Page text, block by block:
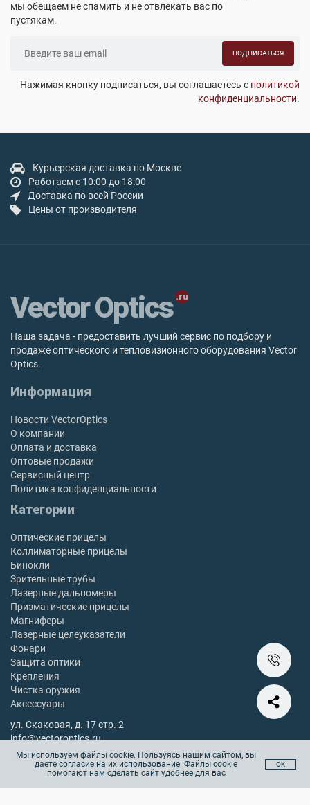
мы обещаем не спамить и не отвлекать вас по
пустякам.
ПОДПИСАТЬСЯ
Нажимая кнопку подписаться, вы соглашаетесь с политикой
конфиденциальности.
Курьерская доставка по Москве
Работаем с 10:00 до 18:00
Доставка по всей России
Цены от производителя
Vector Optics
Наша задача - предоставить лучший сервис по подбору и
продаже оптического и тепловизионного оборудования Vector
Optics.
Информация
Новости VectorOptics
О компании
Оплата и доставка
Оптовые продажи
Сервисный центр
Политика конфиденциальности
Категории
Оптические прицелы
Коллиматорные прицелы
Бинокли
Зрительные трубы
Лазерные дальномеры
Призматические прицелы
Магниферы
Лазерные целеуказатели
Фонари
Защита оптики
Крепления
Чистка оружия
Аксессуары
ул. Скаковая, д. 17 стр. 2
info@vectoroptics.ru
8 (800) 222-98-82
Остались вопросы? Позвоните с 10:00 до 18:00, без выходных
Мы используем файлы cookie. Пользуясь нашим сайтом, вы
даете согласие на их использование. Файлы cookie
помогают нам сделать сайт удобнее для вас
ok